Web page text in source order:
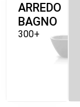
ARREDO
BAGNO
300+